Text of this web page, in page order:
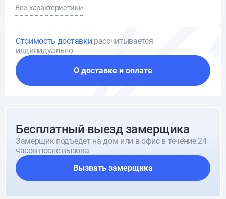
Все характеристики
Стоимость доставки рассчитывается
индивидуально
О доставке и оплате
Бесплатный выезд замерщика
Замерщик подъедет на дом или в офис в течение 24
часов после вызова
Вызвать замерщика